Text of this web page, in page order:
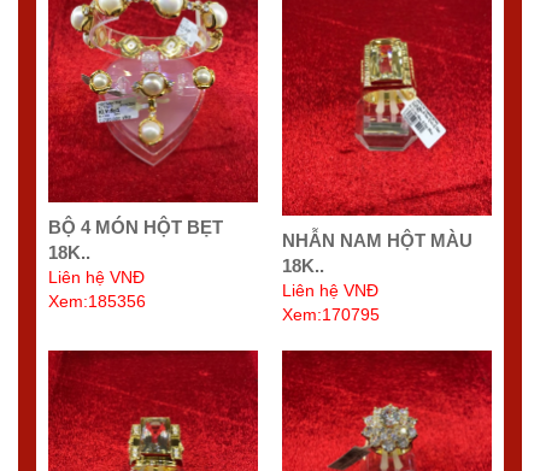
BỘ 4 MÓN HỘT BẸT
18K..
Liên hệ VNĐ
Xem:185356
NHẪN NAM HỘT MÀU
18K..
Liên hệ VNĐ
Xem:170795